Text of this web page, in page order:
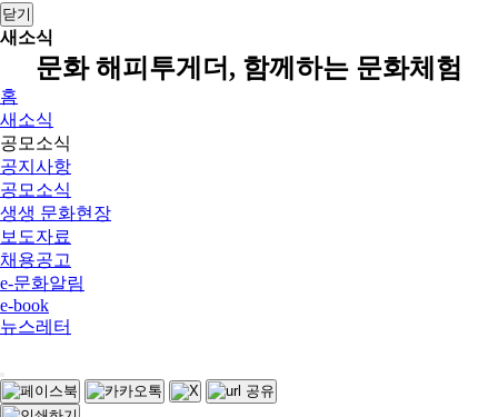
닫기
새소식
문화 해피투게더, 함께하는 문화체험
홈
새소식
공모소식
공지사항
공모소식
생생 문화현장
보도자료
채용공고
e-문화알림
e-book
뉴스레터